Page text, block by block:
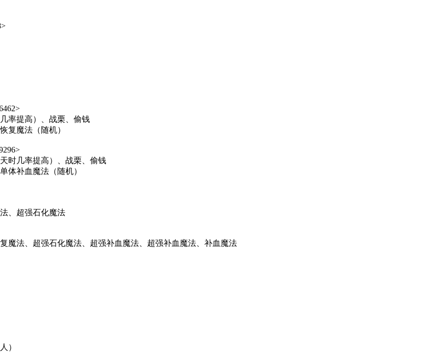
率提高）、战栗、偷钱
复魔法（随机）
时几率提高）、战栗、偷钱
体补血魔法（随机）
、超强石化魔法
魔法、超强石化魔法、超强补血魔法、超强补血魔法、补血魔法
）